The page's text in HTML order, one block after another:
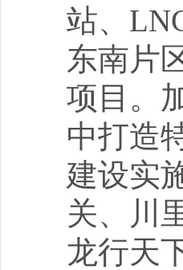
站、
东南片
项目。
中打造
建设实
关、川
龙行天